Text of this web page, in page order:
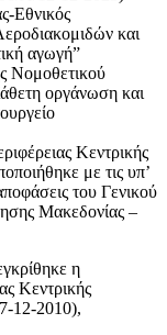
Εθνικός
και
αγωγή”
Νομοθετικού
οργάνωση και
Κεντρικής
με τις υπ’
του Γενικού
Μακεδονίας –
η
Κεντρικής
12-2010),